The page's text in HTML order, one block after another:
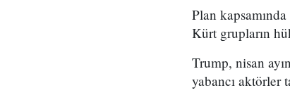
Plan
Kürt grupların
Trump, nisan
yabancı aktörler